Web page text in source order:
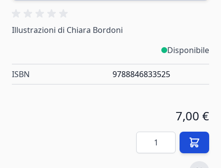
Illustrazioni di Chiara Bordoni
Disponibile
ISBN 9788846833525
7,00 €
Quantità